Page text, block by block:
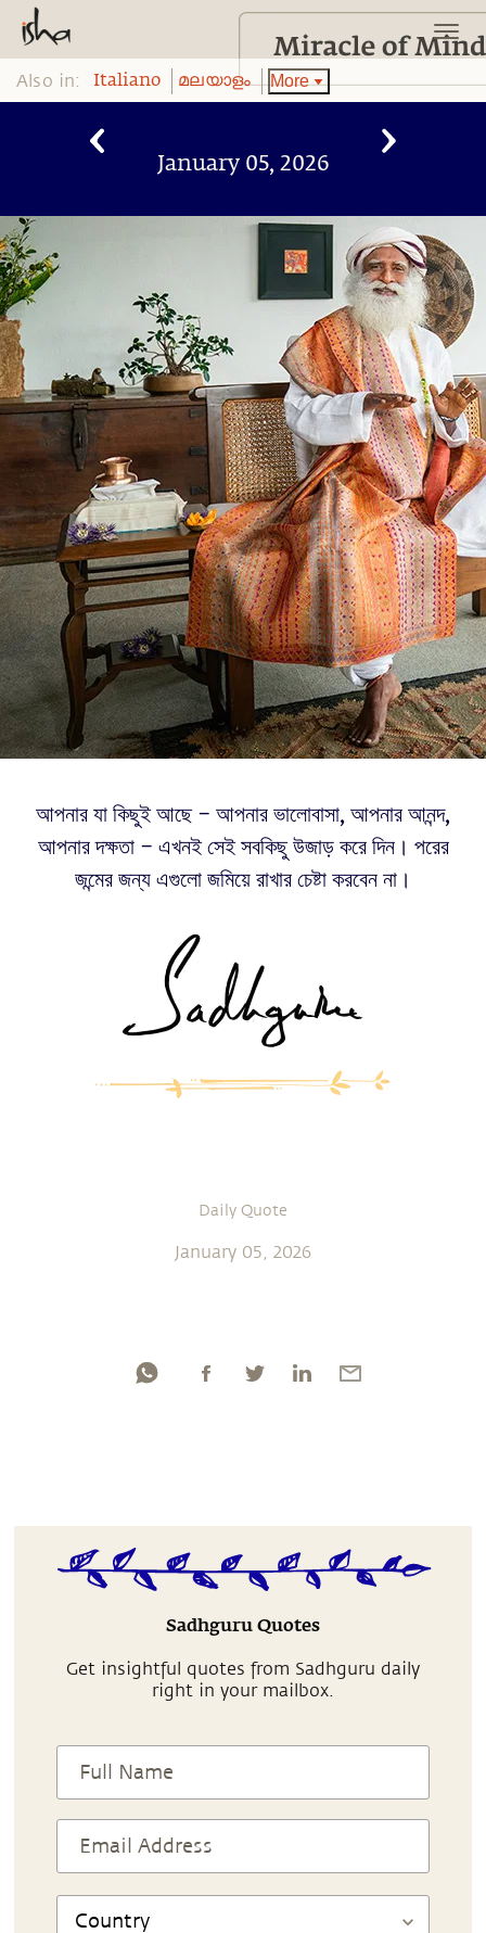
Also in: Italiano മലയാളം More
January 05, 2026
আপনার যা কিছুই আছে – আপনার ভালোবাসা, আপনার আনন্দ,
আপনার দক্ষতা – এখনই সেই সবকিছু উজাড় করে দিন। পরের
জন্মের জন্য এগুলো জমিয়ে রাখার চেষ্টা করবেন না।
Daily Quote
January 05, 2026
Sadhguru Quotes
Get insightful quotes from Sadhguru daily
right in your mailbox.